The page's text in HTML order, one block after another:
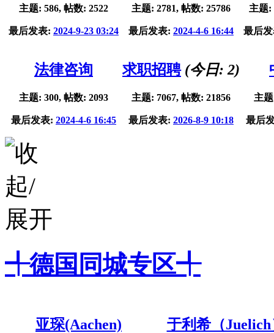
主题: 586, 帖数: 2522
最后发表: 2024-9-23 03:24
主题: 2781, 帖数: 25786
最后发表: 2024-4-6 16:44
主题:
最后
法律咨询
主题: 300, 帖数: 2093
最后发表: 2024-4-6 16:45
求职招聘(今日: 2)
主题: 7067, 帖数: 21856
最后发表: 2026-8-9 10:18
主
最后
╃德国同城专区╃
亚琛(Aachen) 于利希（Juelich